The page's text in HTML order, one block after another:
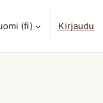
‎(fi)‎ Kirjaudu